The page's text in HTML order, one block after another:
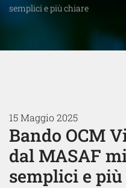
semplici e più chiare
15 Maggio 2025
Bando OCM
dal MASAF
semplici e